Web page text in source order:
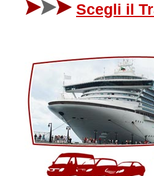
Scegli il